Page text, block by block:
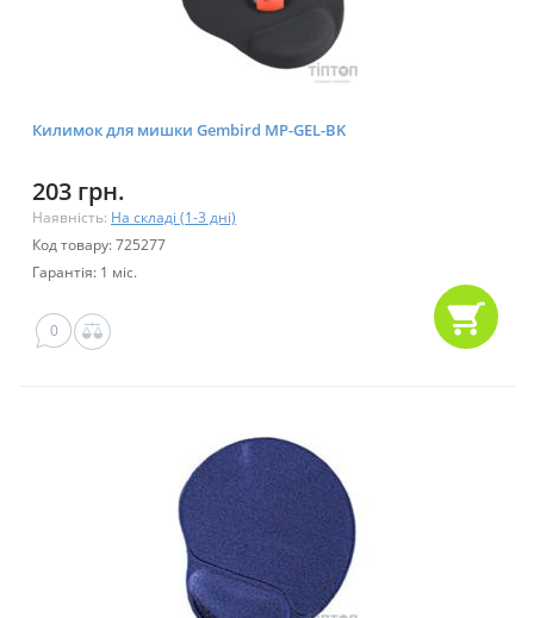
Килимок для мишки Gembird MP-GEL-BK
203 грн.
Наявність: На складі (1-3 дні)
Код товару: 725277
Гарантія: 1 міс.
0